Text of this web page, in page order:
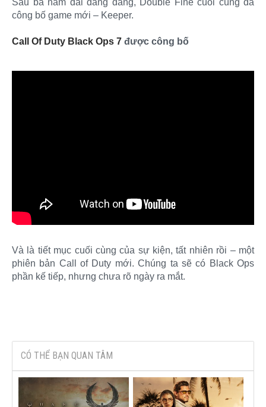
công bố game mới – Keeper.
Call Of Duty Black Ops 7 được công bố
Và là tiết mục cuối cùng của sự kiện, tất nhiên rồi – một
phiên bản Call of Duty mới. Chúng ta sẽ có Black Ops
phần kế tiếp, nhưng chưa rõ ngày ra mắt.​
CÓ THỂ BẠN QUAN TÂM